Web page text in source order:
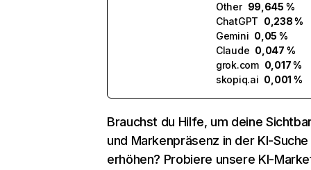
Other 99,645 %
ChatGPT 0,238 %
Gemini 0,05 %
Claude 0,047 %
grok.com 0,017 %
skopiq.ai 0,001 %
Brauchst du Hilfe, um deine
und Markenpräsenz in der KI-Suche
erhöhen? Probiere unsere KI-